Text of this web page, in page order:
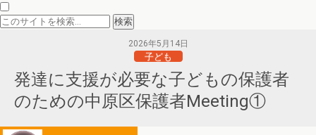
2026年5月14日
子ども
発達に支援が必要な子どもの保護者
のための中原区保護者Meeting①